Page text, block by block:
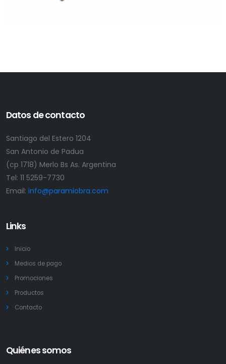
Datos de contacto
Santiago del Estero 1204
San Antonio de Padua
(cp 1718) Merlo Bs As. Argentina
Tel: 11 5259-7730
Email: info@paramiobra.com
Links
Inicio
Medios de pago
Promociones
Productos
Contacto
Quiénes somos